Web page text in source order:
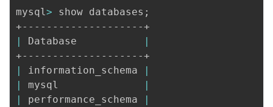
mysql> show databases ;
|
Database
|
|
information_schema
|
|
mysql
|
|
performance_schema
|